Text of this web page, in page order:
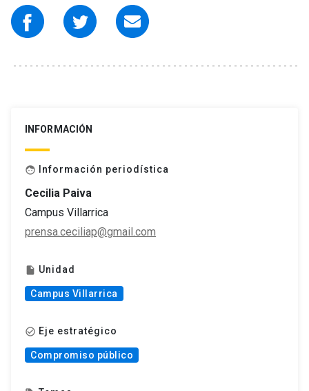
INFORMACIÓN
face Información periodística
Cecilia Paiva
Campus Villarrica
prensa.ceciliap@gmail.com
insert_drive_file Unidad
Campus Villarrica
check_circle_outline Eje estratégico
Compromiso público